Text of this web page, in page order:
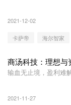
2021-12-02
卡萨帝 海尔智家
商汤科技：理想与
输血无止境，盈利难
2021-11-27